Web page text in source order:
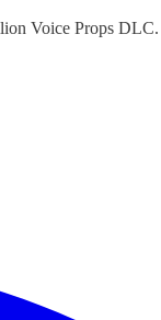
Voice Props